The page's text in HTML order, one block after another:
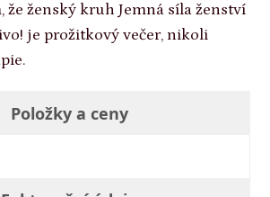
že ženský kruh Jemná síla ženství
je prožitkový večer, nikoli
Položky a ceny